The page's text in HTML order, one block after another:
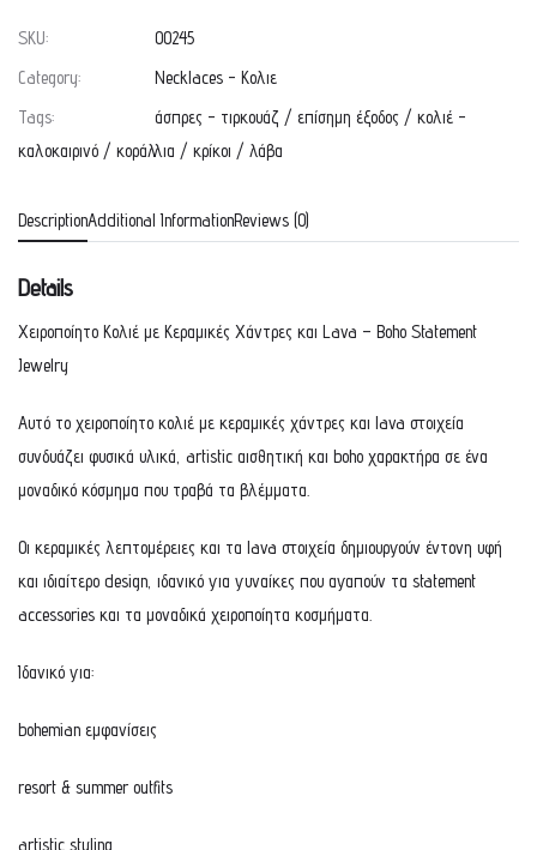
SKU:
00245
Category:
Necklaces - Κολιε
Tags:
άσπρες - τιρκουάζ / επίσημη έξοδος / κολιέ -
καλοκαιρινό / κοράλλια / κρίκοι / λάβα
DescriptionAdditional InformationReviews (0)
Details
Χειροποίητο Κολιέ με Κεραμικές Χάντρες και Lava – Boho Statement
Jewelry
Αυτό το χειροποίητο κολιέ με κεραμικές χάντρες και lava στοιχεία
συνδυάζει φυσικά υλικά, artistic αισθητική και boho χαρακτήρα σε ένα
μοναδικό κόσμημα που τραβά τα βλέμματα.
Οι κεραμικές λεπτομέρειες και τα lava στοιχεία δημιουργούν έντονη υφή
και ιδιαίτερο design, ιδανικό για γυναίκες που αγαπούν τα statement
accessories και τα μοναδικά χειροποίητα κοσμήματα.
Ιδανικό για:
bohemian εμφανίσεις
resort & summer outfits
artistic styling